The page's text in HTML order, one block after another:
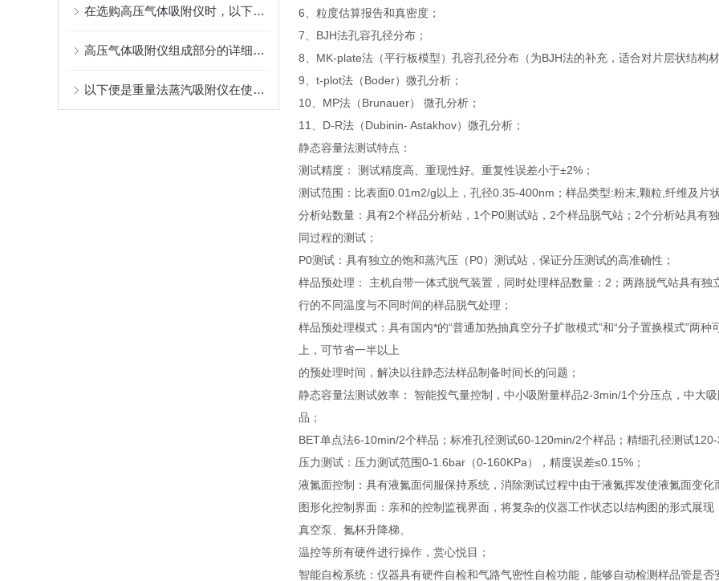
在选购高压气体吸附仪时，以下是一些考虑因素和指南
高压气体吸附仪组成部分的详细介绍
以下便是重量法蒸汽吸附仪在使用过程中的常见问题
6、粒度估算报告和真密度；
7、BJH法孔容孔径分布；
8、MK-plate法（平行板模型）孔容孔径分布（为BJH法的补充，适合对片层状结构材
9、t-plot法（Boder）微孔分析；
10、MP法（Brunauer） 微孔分析；
11、D-R法（Dubinin- Astakhov）微孔分析；
静态容量法测试特点：
测试精度： 测试精度高、重现性好。重复性误差小于±2%；
测试范围：比表面0.01m2/g以上，孔径0.35-400nm；样品类型:粉末,颗粒,纤维及片
分析站数量：具有2个样品分析站，1个P0测试站，2个样品脱气站；2个分析站具有
同过程的测试；
P0测试：具有独立的饱和蒸汽压（P0）测试站，保证分压测试的高准确性；
样品预处理： 主机自带一体式脱气装置，同时处理样品数量：2；两路脱气站具有
行的不同温度与不同时间的样品脱气处理；
样品预处理模式：具有国内*的“普通加热抽真空分子扩散模式”和“分子置换模式”两
上，可节省一半以上
的预处理时间，解决以往静态法样品制备时间长的问题；
静态容量法测试效率： 智能投气量控制，中小吸附量样品2-3min/1个分压点，中大
品；
BET单点法6-10min/2个样品；标准孔径测试60-120min/2个样品；精细孔径测试
压力测试：压力测试范围0-1.6bar（0-160KPa），精度误差≤0.15%；
液氮面控制：具有液氮面伺服保持系统，消除测试过程中由于液氮挥发使液氮面变化
图形化控制界面：亲和的控制监视界面，将复杂的仪器工作状态以结构图的形式展
真空泵、氮杯升降梯、
温控等所有硬件进行操作，赏心悦目；
智能自检系统：仪器具有硬件自检和气路气密性自检功能，能够自动检测样品管是